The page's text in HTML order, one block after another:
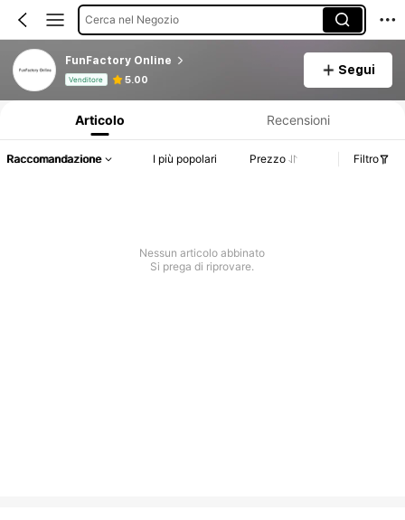
Cerca nel Negozio
FunFactory Online
Venditore 5.00
Segui
Articolo Recensioni
Raccomandazione I più popolari Prezzo Filtro
Nessun articolo abbinato
Si prega di riprovare.